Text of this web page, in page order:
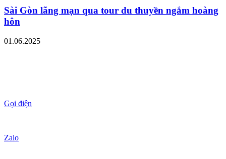
Sài Gòn lãng mạn qua tour du thuyền ngắm hoàng
hôn
01.06.2025
Gọi điện
Zalo